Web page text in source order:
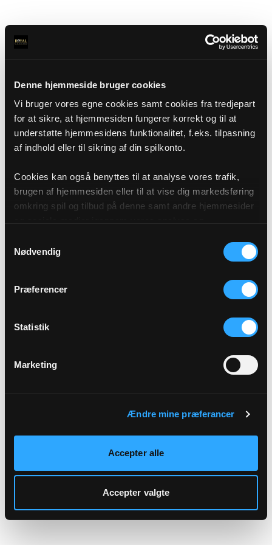
Denne hjemmeside bruger cookies
Vi bruger vores egne cookies samt cookies fra tredjepart
for at sikre, at hjemmesiden fungerer korrekt og til at
understøtte hjemmesidens funktionalitet, f.eks. tilpasning
af indhold eller til sikring af din spilkonto.
Cookies kan også benyttes til at analyse vores trafik,
brugen af hjemmesiden eller til at vise dig markedsføring
omkring spil og tilbud på denne samt andre hjemmesider
af cookies under "Detaljer" eller ved at klikke videre til
vores Cookiepolitik, som du finder i bunden af vores
Nødvendig
Præferencer
Statistik
Marketing
Ændre mine præferancer
Accepter alle
Accepter valgte